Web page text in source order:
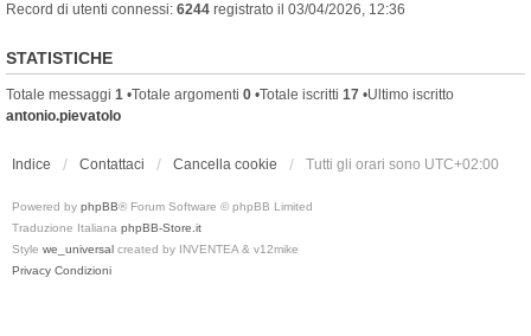
Record di utenti connessi: 6244 registrato il 03/04/2026, 12:36
STATISTICHE
Totale messaggi 1 •Totale argomenti 0 •Totale iscritti 17 •Ultimo iscritto
antonio.pievatolo
Indice Contattaci Cancella cookie Tutti gli orari sono UTC+02:00
Powered by phpBB® Forum Software © phpBB Limited
Traduzione Italiana phpBB-Store.it
Style we_universal created by INVENTEA & v12mike
Privacy Condizioni